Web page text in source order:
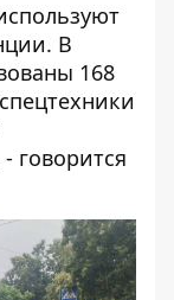
В
168
говорится